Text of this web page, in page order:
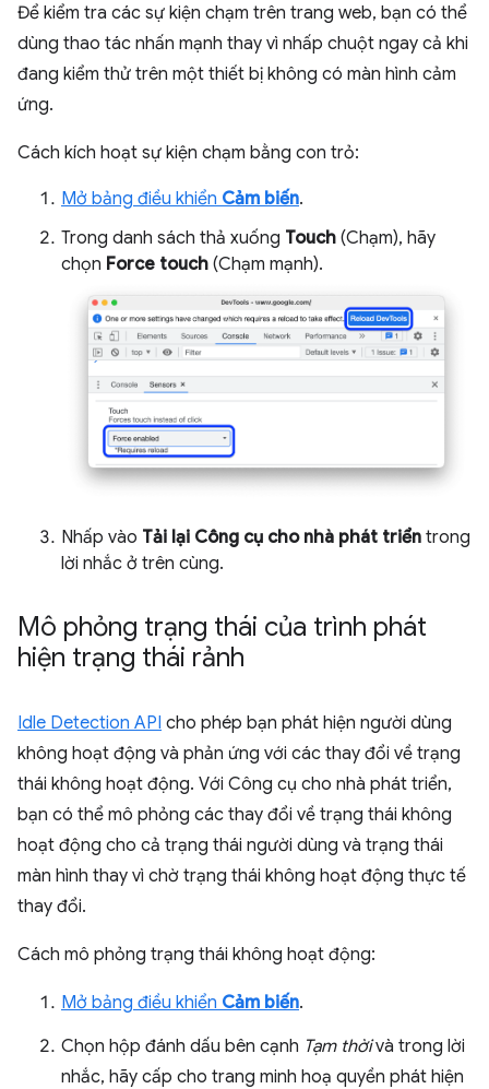
Để kiểm tra các sự kiện chạm trên trang web, bạn có thể
dùng thao tác nhấn mạnh thay vì nhấp chuột ngay cả khi
đang kiểm thử trên một thiết bị không có màn hình cảm
ứng.
Cách kích hoạt sự kiện chạm bằng con trỏ:
Mở bảng điều khiển Cảm biến.
Trong danh sách thả xuống Touch (Chạm), hãy
chọn Force touch (Chạm mạnh).
Nhấp vào Tải lại Công cụ cho nhà phát triển trong
lời nhắc ở trên cùng.
Mô phỏng trạng thái của trình phát
hiện trạng thái rảnh
Idle Detection API cho phép bạn phát hiện người dùng
không hoạt động và phản ứng với các thay đổi về trạng
thái không hoạt động. Với Công cụ cho nhà phát triển,
bạn có thể mô phỏng các thay đổi về trạng thái không
hoạt động cho cả trạng thái người dùng và trạng thái
màn hình thay vì chờ trạng thái không hoạt động thực tế
thay đổi.
Cách mô phỏng trạng thái không hoạt động:
Mở bảng điều khiển Cảm biến.
Chọn hộp đánh dấu bên cạnh Tạm thờivà trong lời
nhắc, hãy cấp cho trang minh hoạ quyền phát hiện